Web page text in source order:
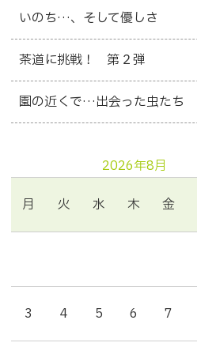
いのち…、そして優しさ
茶道に挑戦！ 第２弾
園の近くで…出会った虫たち
2026年8月
月 火 水 木 金
3 4 5 6 7